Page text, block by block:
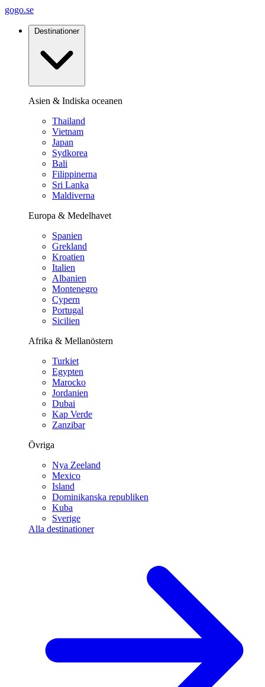
gogo.se
Destinationer
Asien & Indiska oceanen
Thailand
Vietnam
Japan
Sydkorea
Bali
Filippinerna
Sri Lanka
Maldiverna
Europa & Medelhavet
Spanien
Grekland
Kroatien
Italien
Albanien
Montenegro
Cypern
Portugal
Sicilien
Afrika & Mellanöstern
Turkiet
Egypten
Marocko
Jordanien
Dubai
Kap Verde
Zanzibar
Övriga
Nya Zeeland
Mexico
Island
Dominikanska republiken
Kuba
Sverige
Alla destinationer